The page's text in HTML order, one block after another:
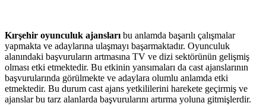
Kırşehir oyunculuk ajansları bu anlamda başarılı çalışmalar
yapmakta ve adaylarına ulaşmayı başarmaktadır. Oyunculuk
alanındaki başvuruların artmasına TV ve dizi sektörünün gelişmiş
olması etki etmektedir. Bu etkinin yansımaları da cast ajanslarının
başvurularında görülmekte ve adaylara olumlu anlamda etki
etmektedir. Bu durum cast ajans yetkililerini harekete geçirmiş ve
ajanslar bu tarz alanlarda başvurularını artırma yoluna gitmişlerdir.